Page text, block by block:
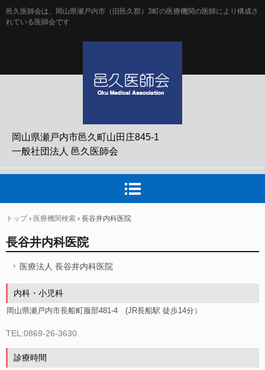
邑久医師会は、岡山県瀬戸内市（旧邑久郡）3町の医療機関の医師により構成さ
れている医師会です
岡山県瀬戸内市邑久町山田庄845-1
一般社団法人 邑久医師会
トップ › 医療機関検索 › 長谷井内科医院
長谷井内科医院
医療法人 長谷井内科医院
内科・小児科
岡山県瀬戸内市長船町服部481-4 (JR長船駅 徒歩14分）
TEL:0869-26-3630
診療時間